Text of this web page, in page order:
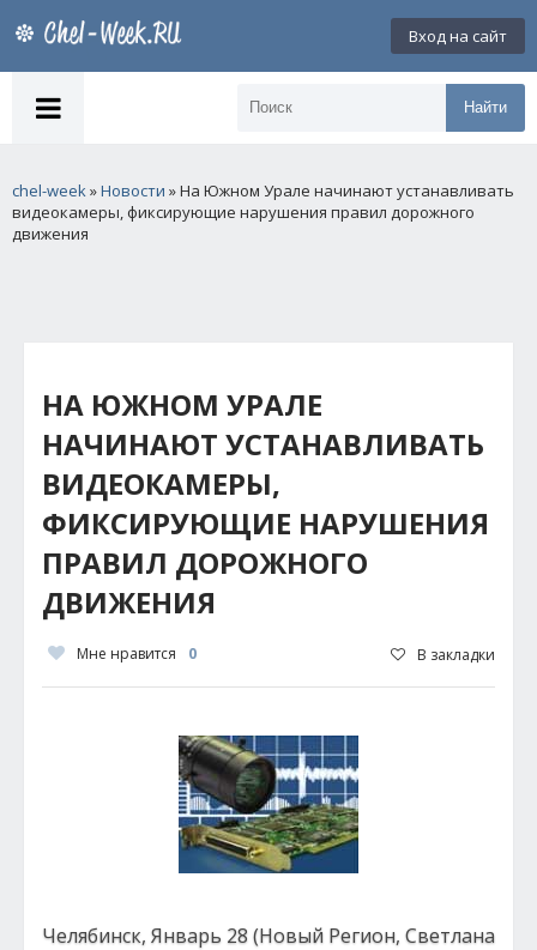
Вход на сайт
Найти
chel-week»Новости » На Южном Урале начинают устанавливать
видеокамеры, фиксирующие нарушения правил дорожного
движения
НА ЮЖНОМ УРАЛЕ
НАЧИНАЮТ УСТАНАВЛИВАТЬ
ВИДЕОКАМЕРЫ,
ФИКСИРУЮЩИЕ НАРУШЕНИЯ
ПРАВИЛ ДОРОЖНОГО
ДВИЖЕНИЯ
Мне нравится 0 В закладки
Челябинск, Январь 28 (Новый Регион, Светлана